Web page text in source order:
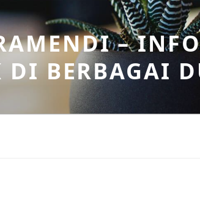
–
DI BERBAGAI